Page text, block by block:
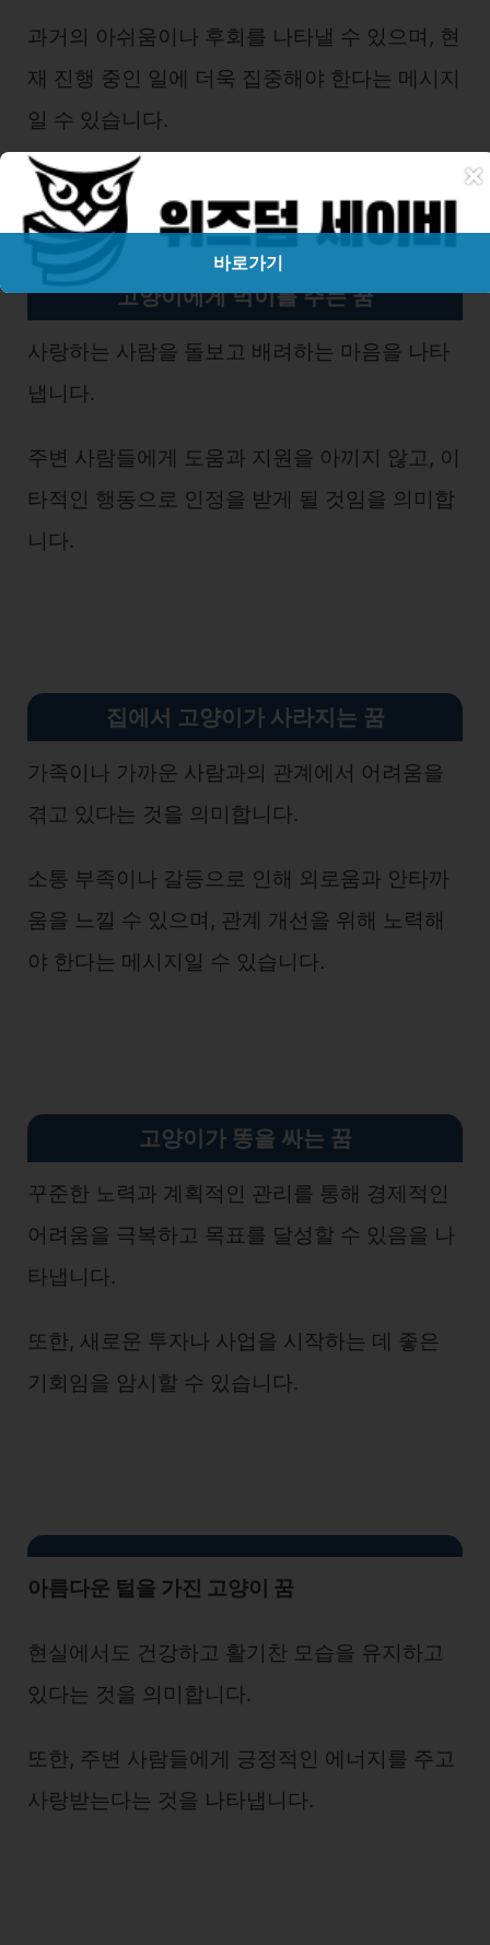
과거의 아쉬움이나 후회를 나타낼 수 있으며, 현
재 진행 중인 일에 더욱 집중해야 한다는 메시지
일 수 있습니다.
고양이에게 먹이를 주는 꿈
사랑하는 사람을 돌보고 배려하는 마음을 나타
냅니다.
주변 사람들에게 도움과 지원을 아끼지 않고, 이
타적인 행동으로 인정을 받게 될 것임을 의미합
니다.
집에서 고양이가 사라지는 꿈
가족이나 가까운 사람과의 관계에서 어려움을
겪고 있다는 것을 의미합니다.
소통 부족이나 갈등으로 인해 외로움과 안타까
움을 느낄 수 있으며, 관계 개선을 위해 노력해
야 한다는 메시지일 수 있습니다.
고양이가 똥을 싸는 꿈
꾸준한 노력과 계획적인 관리를 통해 경제적인
어려움을 극복하고 목표를 달성할 수 있음을 나
타냅니다.
또한, 새로운 투자나 사업을 시작하는 데 좋은
기회임을 암시할 수 있습니다.
아름다운 털을 가진 고양이 꿈
현실에서도 건강하고 활기찬 모습을 유지하고
있다는 것을 의미합니다.
또한, 주변 사람들에게 긍정적인 에너지를 주고
사랑받는다는 것을 나타냅니다.
×
바로가기